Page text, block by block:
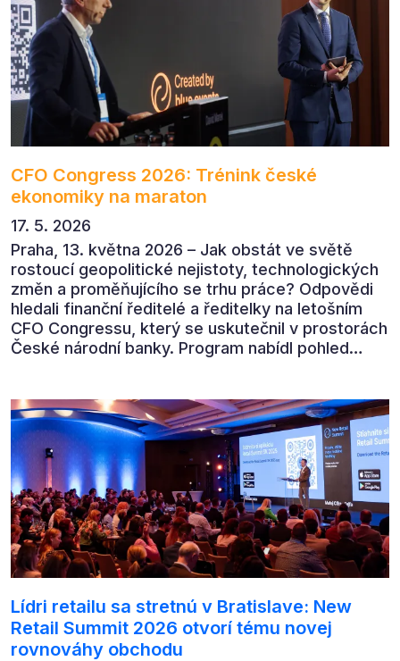
CFO Congress 2026: Trénink české
ekonomiky na maraton
17. 5. 2026
Praha, 13. května 2026 – Jak obstát ve světě
rostoucí geopolitické nejistoty, technologických
změn a proměňujícího se trhu práce? Odpovědi
hledali finanční ředitelé a ředitelky na letošním
CFO Congressu, který se uskutečnil v prostorách
České národní banky. Program nabídl pohled
automatizaci, leadership i budoucnost role CFO.
Lídri retailu sa stretnú v Bratislave: New
Retail Summit 2026 otvorí tému novej
rovnováhy obchodu